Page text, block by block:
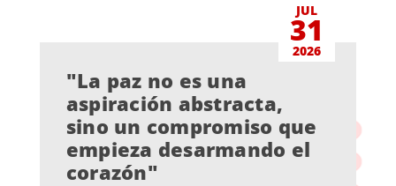
JUL
31
2026
"La paz no es una
aspiración abstracta,
sino un compromiso que
empieza desarmando el
corazón"